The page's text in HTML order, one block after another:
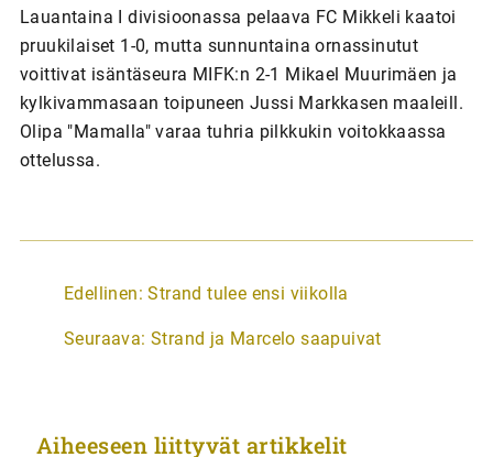
Lauantaina I divisioonassa pelaava FC Mikkeli kaatoi
pruukilaiset 1-0, mutta sunnuntaina ornassinutut
voittivat isäntäseura MIFK:n 2-1 Mikael Muurimäen ja
kylkivammasaan toipuneen Jussi Markkasen maaleill.
Olipa "Mamalla" varaa tuhria pilkkukin voitokkaassa
ottelussa.
A
t
k
Edellinen: Strand tulee ensi viikolla
Seuraava: Strand ja Marcelo saapuivat
Aiheeseen liittyvät artikkelit